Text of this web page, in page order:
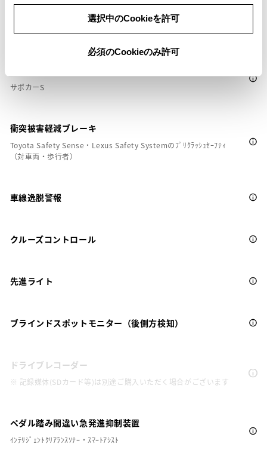
選択中のCookieを許可
必須のCookieのみ許可
安全装置・運転サポート
サポカーS
衝突被害軽減ブレーキ
Toyota Safety Sense・Lexus Safety Systemのﾌﾟﾘｸﾗｯｼｭｾｰﾌﾃｨ
（対車両・歩行者）
車線逸脱警報
クルーズコントロール
先進ライト
ブラインドスポットモニター（後側方検知）
ドライブレコーダー
※ 記録媒体(SDカード等)は別途ご購入いただく場合がございます
ペダル踏み間違い急発進抑制装置
ｲﾝﾃﾘｼﾞｪﾝﾄｸﾘｱﾗﾝｽｿﾅｰ・ｽﾏｰﾄｱｼｽﾄ